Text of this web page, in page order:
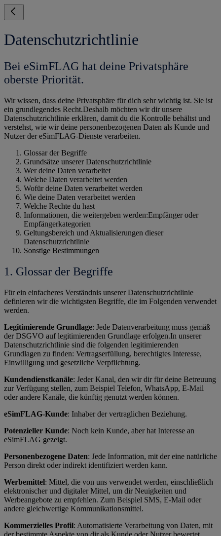
Datenschutzrichtlinie
Bei eSimFLAG hat deine Privatsphäre
oberste Priorität.
Wir wissen, dass deine Privatsphäre für dich sehr wichtig ist. Sie ist
ein grundlegendes Recht.Deshalb möchten wir dir unsere
Datenschutzrichtlinie erklären, damit du die Kontrolle behältst und
verstehst, wie wir deine personenbezogenen Daten als Kunde und
Nutzer der eSimFLAG-Dienste verarbeiten.
Glossar der Begriffe
Grundsätze unserer Datenschutzrichtlinie
Wer deine Daten verarbeitet
Welche Daten verarbeitet werden
Wofür deine Daten verarbeitet werden
Wie deine Daten verarbeitet werden
Welche Rechte du hast
Informationen, die weitergeben werden:Empfänger oder
Empfängerkategorien
Geltungsbereich und Aktualisierungen dieser
Datenschutzrichtlinie
Sonstige Bestimmungen
1. Glossar der Begriffe
Für ein einfacheres Verständnis unserer Datenschutzrichtlinie
definieren wir die wichtigsten Begriffe, die im Folgenden verwendet
werden.
Legitimierende Grundlage: Jede Datenverarbeitung muss gemäß
der DSGVO auf legitimierenden Grundlage erfolgen.In unserer
Datenschutzrichtlinie sind die folgenden legitimierenden
Grundlagen zu finden: Vertragserfüllung, berechtigtes Interesse,
Einwilligung und gesetzliche Verpflichtung.
Kundendienstkanäle: Jeder Kanal, den wir dir für deine Betreuung
zur Verfügung stellen, zum Beispiel Telefon, WhatsApp, E-Mail
oder andere Kanäle, die künftig genutzt werden können.
eSimFLAG-Kunde: Inhaber der vertraglichen Beziehung.
Potenzieller Kunde: Noch kein Kunde, aber hat Interesse an
eSimFLAG gezeigt.
Personenbezogene Daten: Jede Information, mit der eine natürliche
Person direkt oder indirekt identifiziert werden kann.
Werbemittel: Mittel, die von uns verwendet werden, einschließlich
elektronischer und digitaler Mittel, um dir Neuigkeiten und
Werbeangebote zu empfehlen. Zum Beispiel SMS, E-Mail oder
andere gleichwertige Kommunikationsmittel.
Kommerzielles Profil: Automatisierte Verarbeitung von Daten, mit
der bestimmte Aspekte von dir als Kunde oder Nutzer bewertet